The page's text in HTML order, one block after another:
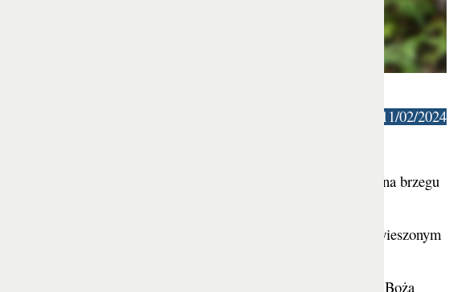
ANF | 11/02/2024
Soubirous ukazała się piękna, młoda Pani.
w Massabielle. W pewnym momencie Bernadeta została sama na brzegu
ubrana na biało, z żółtą różą u każdej stopy i różańcem przewieszonym
które miało miejsce 25 marca, w święto Zwiastowania, Matka Boża